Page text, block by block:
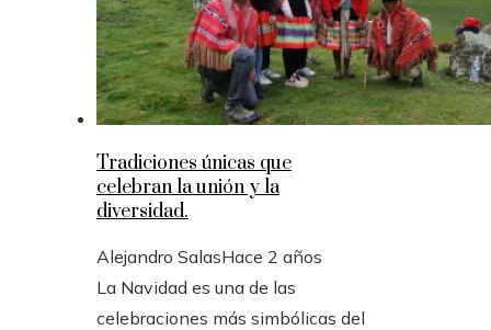
Tradiciones únicas que
celebran la unión y la
diversidad.
Alejandro SalasHace 2 años
La Navidad es una de las
celebraciones más simbólicas del